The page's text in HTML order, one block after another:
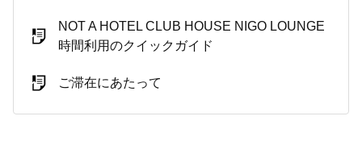
NOT A HOTEL CLUB HOUSE NIGO LOUNGE
時間利用のクイックガイド
ご滞在にあたって